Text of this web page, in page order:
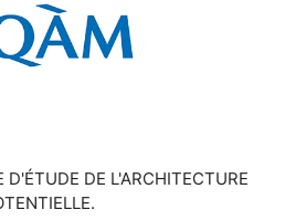
DE L'ARCHITECTURE